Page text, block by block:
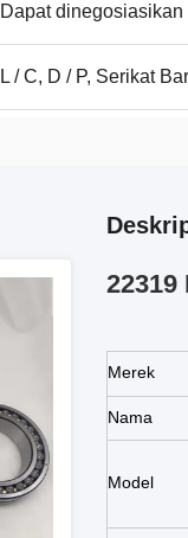
Dapat dinegosiasikan
L / C, D / P, Serikat
Merek
Nama
Model